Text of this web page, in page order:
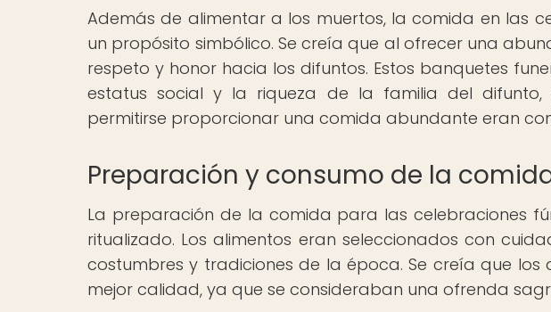
Además de alimentar a los muertos, la comida en las
un propósito simbólico. Se creía que al ofrecer una
respeto y honor hacia los difuntos. Estos banquetes
estatus social y la riqueza de la familia del
permitirse proporcionar una comida abundante eran
Preparación y consumo de la
La preparación de la comida para las celebraciones
ritualizado. Los alimentos eran seleccionados con
costumbres y tradiciones de la época. Se creía que
mejor calidad, ya que se consideraban una ofrenda